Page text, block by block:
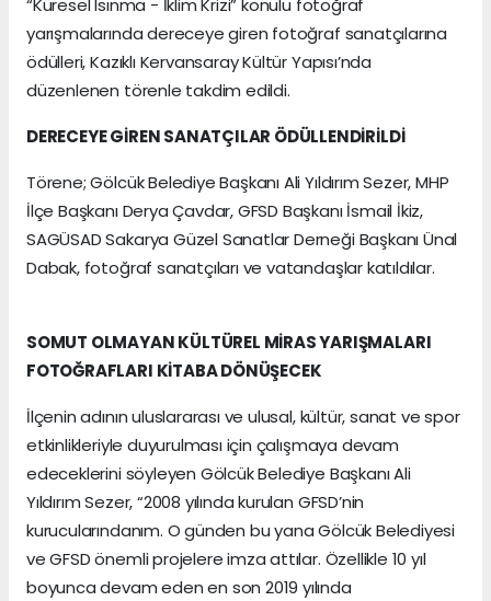
“Küresel Isınma - İklim Krizi” konulu fotoğraf
yarışmalarında dereceye giren fotoğraf sanatçılarına
ödülleri, Kazıklı Kervansaray Kültür Yapısı’nda
düzenlenen törenle takdim edildi.
DERECEYE GİREN SANATÇILAR ÖDÜLLENDİRİLDİ
Törene; Gölcük Belediye Başkanı Ali Yıldırım Sezer, MHP
İlçe Başkanı Derya Çavdar, GFSD Başkanı İsmail İkiz,
SAGÜSAD Sakarya Güzel Sanatlar Derneği Başkanı Ünal
Dabak, fotoğraf sanatçıları ve vatandaşlar katıldılar.
SOMUT OLMAYAN KÜLTÜREL MİRAS YARIŞMALARI
FOTOĞRAFLARI KİTABA DÖNÜŞECEK
İlçenin adının uluslararası ve ulusal, kültür, sanat ve spor
etkinlikleriyle duyurulması için çalışmaya devam
edeceklerini söyleyen Gölcük Belediye Başkanı Ali
Yıldırım Sezer, “2008 yılında kurulan GFSD’nin
kurucularındanım. O günden bu yana Gölcük Belediyesi
ve GFSD önemli projelere imza attılar. Özellikle 10 yıl
boyunca devam eden en son 2019 yılında